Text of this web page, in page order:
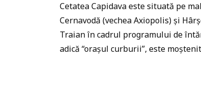
Cetatea Capidava este situată pe
Cernavodă (vechea Axiopolis) și
Traian în cadrul programului de
adică “orașul curburii”, este